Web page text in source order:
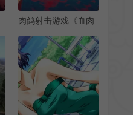
肉鸽射击游戏《血肉
测试